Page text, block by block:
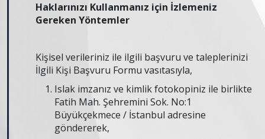
Haklarınızı Kullanmanız için İzlemeniz
Gereken Yöntemler
Kişisel verileriniz ile ilgili başvuru ve taleplerinizi
İlgili Kişi Başvuru Formu vasıtasıyla,
Islak imzanız ve kimlik fotokopiniz ile birlikte
Fatih Mah. Şehremini Sok. No:1
Büyükçekmece / İstanbul adresine
göndererek,